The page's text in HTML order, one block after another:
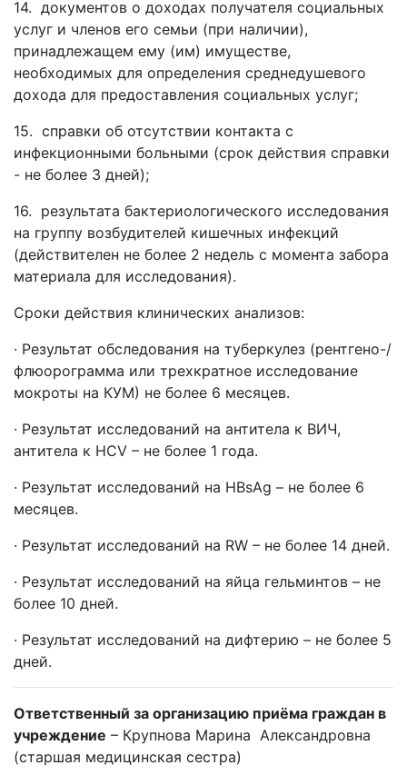
14. документов о доходах получателя социальных
услуг и членов его семьи (при наличии),
принадлежащем ему (им) имуществе,
необходимых для определения среднедушевого
дохода для предоставления социальных услуг;
15. справки об отсутствии контакта с
инфекционными больными (срок действия справки
- не более 3 дней);
16. результата бактериологического исследования
на группу возбудителей кишечных инфекций
(действителен не более 2 недель с момента забора
материала для исследования).
Сроки действия клинических анализов:
· Результат обследования на туберкулез (рентгено-/
флюорограмма или трехкратное исследование
мокроты на КУМ) не более 6 месяцев.
· Результат исследований на антитела к ВИЧ,
антитела к HCV – не более 1 года.
· Результат исследований на HBsAg – не более 6
месяцев.
· Результат исследований на RW – не более 14 дней.
· Результат исследований на яйца гельминтов – не
более 10 дней.
· Результат исследований на дифтерию – не более 5
дней.
Ответственный за организацию приёма граждан в
учреждение – Крупнова Марина Александровна
(старшая медицинская сестра)